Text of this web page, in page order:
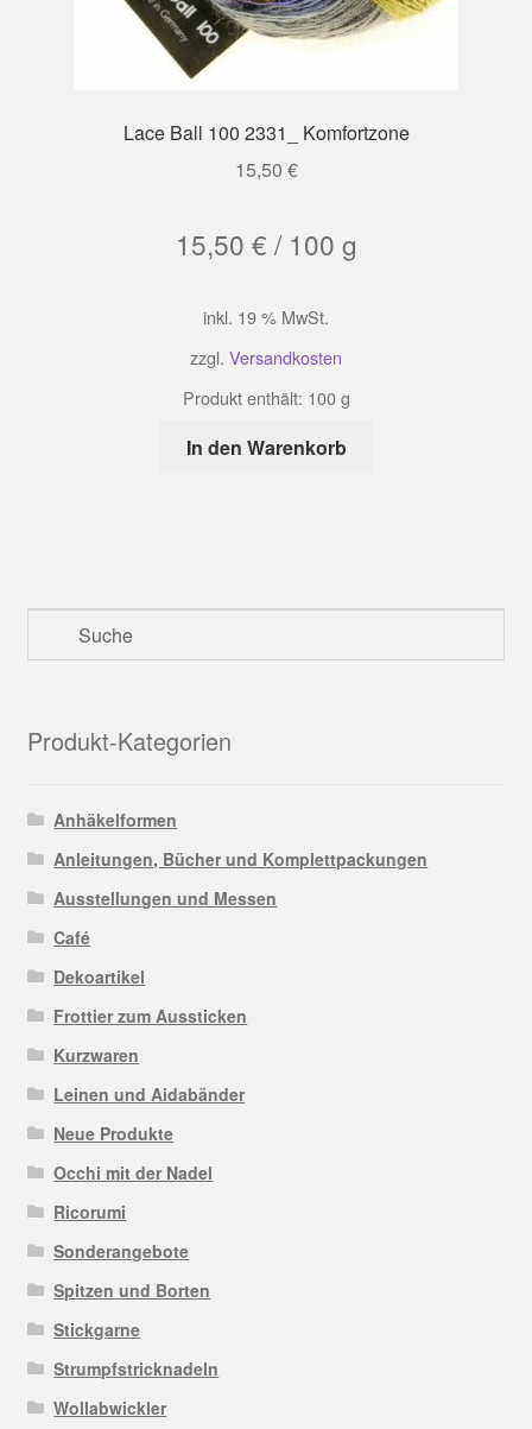
Lace Ball 100 2331_ Komfortzone
15,50 €
15,50 € / 100 g
inkl. 19 % MwSt.
zzgl. Versandkosten
Produkt enthält: 100g
In den Warenkorb
Produkt-Kategorien
Anhäkelformen
Anleitungen, Bücher und Komplettpackungen
Ausstellungen und Messen
Café
Dekoartikel
Frottier zum Aussticken
Kurzwaren
Leinen und Aidabänder
Neue Produkte
Occhi mit der Nadel
Ricorumi
Sonderangebote
Spitzen und Borten
Stickgarne
Strumpfstricknadeln
Wollabwickler